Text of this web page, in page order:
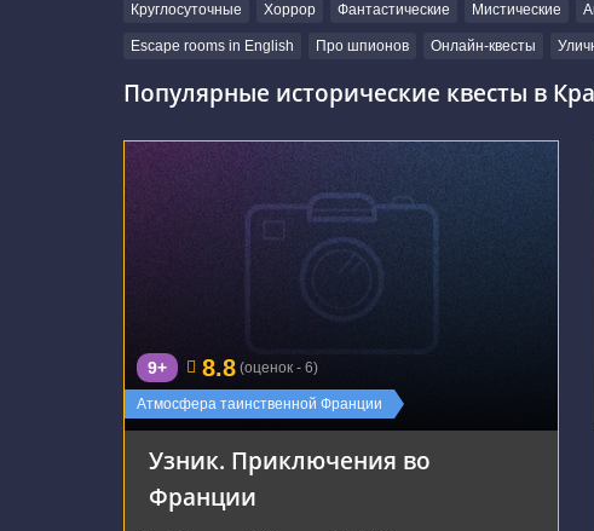
Круглосуточные Хоррор Фантастические Мистические
Escape rooms in English Про шпионов Онлайн-квесты
Популярные исторические квесты в
г. Краснодар, Брянская улица, 6
Атмосфера таинственной Франции
9+ 8.8 (оценок - 6)
Узник. Приключения во
Франции